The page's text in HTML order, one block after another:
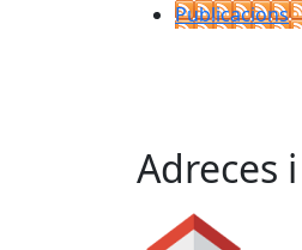
Publicacions
Adreces